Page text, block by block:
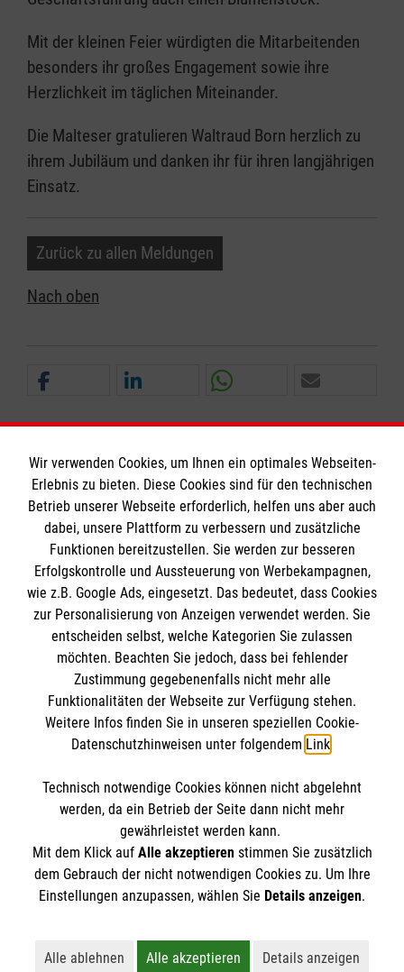
Mit der kleinen Feier würdigten die Mitarbeitenden
besonders ihr großes Engagement sowie ihre
Herzlichkeit im täglichen Miteinander.
Die Malteser gratulieren Waltraud Born herzlich zu
ihrem Jubiläum und danken ihr für ihren langjährigen
Einsatz.
Zurück zu allen Meldungen
Nach oben
Informationen
Impressum
Datenschutz
Barrierefreiheit
Kontakt
Die Malteser
Malteser in Deutschland
Malteserorden
Sharepoint
Spendenkonto
IBAN: DE68 3706 0193 4006 4700 20
BIC: GENODED 1PA7
So finden Sie uns
Am Hospital 19
34560 Fritzlar
Der Malteser Hilfsdienst e.V. ist als eingetragene
Gewerbesteuer befreit.
Wir verwenden Cookies, um Ihnen ein optimales Webseiten-
Erlebnis zu bieten. Diese Cookies sind für den technischen
Betrieb unserer Webseite erforderlich, helfen uns aber auch
dabei, unsere Plattform zu verbessern und zusätzliche
Funktionen bereitzustellen. Sie werden zur besseren
Erfolgskontrolle und Aussteuerung von Werbekampagnen,
wie z.B. Google Ads, eingesetzt. Das bedeutet, dass Cookies
zur Personalisierung von Anzeigen verwendet werden. Sie
entscheiden selbst, welche Kategorien Sie zulassen
möchten. Beachten Sie jedoch, dass bei fehlender
Zustimmung gegebenenfalls nicht mehr alle
Funktionalitäten der Webseite zur Verfügung stehen.
Weitere Infos finden Sie in unseren speziellen Cookie-
Datenschutzhinweisen unter folgendem Link.
Technisch notwendige Cookies können nicht abgelehnt
werden, da ein Betrieb der Seite dann nicht mehr
gewährleistet werden kann.
Mit dem Klick auf Alle akzeptierenstimmen Sie zusätzlich
dem Gebrauch der nicht notwendigen Cookies zu. Um Ihre
Einstellungen anzupassen, wählen Sie Details anzeigen.
Alle ablehnen
Alle akzeptieren
Details anzeigen